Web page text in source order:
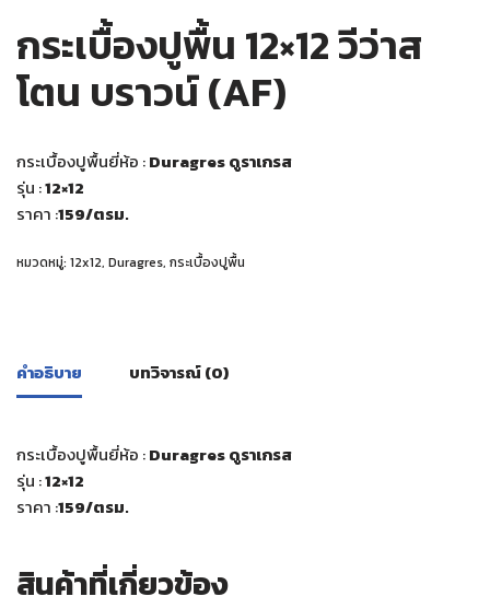
กระเบื้องปูพื้น 12×12 วีว่าส
โตน บราวน์ (AF)
กระเบื้องปูพื้นยี่ห้อ :Duragres ดูราเกรส
รุ่น :12×12
ราคา :159/ตรม.
หมวดหมู่: 12x12, Duragres, กระเบื้องปูพื้น
คำอธิบาย บทวิจารณ์ (0)
กระเบื้องปูพื้นยี่ห้อ :Duragres ดูราเกรส
รุ่น :12×12
ราคา :159/ตรม.
สินค้าที่เกี่ยวข้อง